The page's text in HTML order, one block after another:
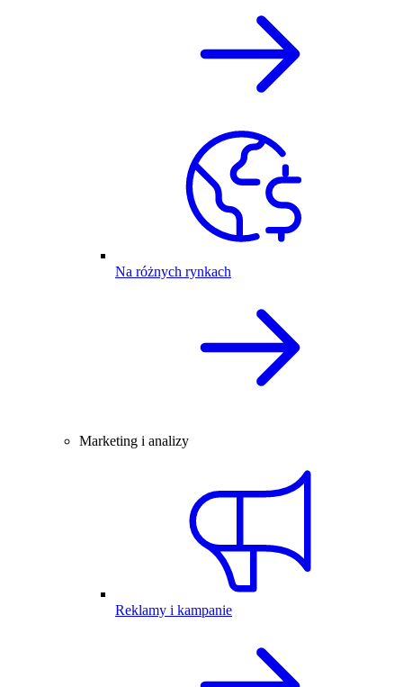
Na różnych rynkach
Marketing i analizy
Reklamy i kampanie